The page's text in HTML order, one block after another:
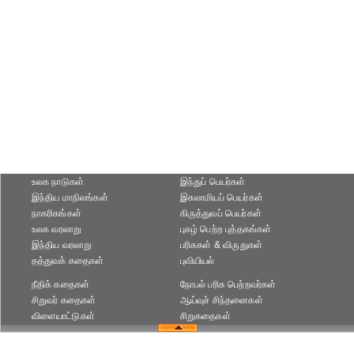
உலக நாடுகள்
இந்திய மாநிலங்கள்
நாகரிகங்கள்
இந்துப் பெயர்கள்
இசுலாமியப் பெயர்கள்
கிருத்துவப் பெயர்கள்
உலக வரலாறு
இந்திய வரலாறு
தத்துவக் கதைகள்
புகழ் பெற்ற புத்தகங்கள்
பரிசுகள் & விருதுகள்
புவியியல்
நீதிக் கதைகள்
சிறுவர் கதைகள்
விளையாட்டுகள்
நோபல் பரிசு‎ பெற்றவர்‎கள்
ஆய்வுச் சிந்தனைகள்
சிறுகதைகள்